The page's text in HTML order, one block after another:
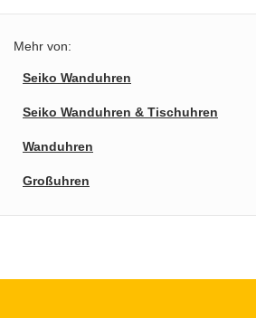
Mehr von:
Seiko Wanduhren
Seiko Wanduhren & Tischuhren
Wanduhren
Großuhren